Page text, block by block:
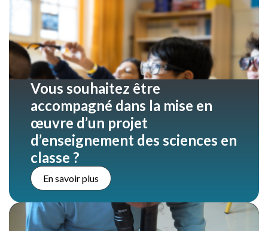
Vous souhaitez être
accompagné dans la mise en
œuvre d’un projet
d’enseignement des sciences en
classe ?
En savoir plus